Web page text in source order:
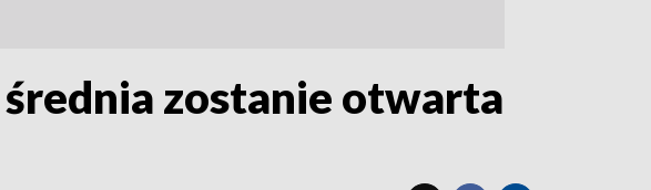
zostanie otwarta